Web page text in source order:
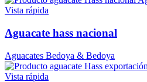
Vista rápida
Aguacate hass nacional
Aguacates Bedoya & Bedoya
Vista rápida